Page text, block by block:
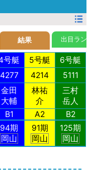
結果 出目ラン
号艇 5号艇
6号艇
4277 4214
5111
金田
大輔
林祐
介
三村
岳人
B1 A2
B2
94期
岡山
91期
岡山
125期
岡山